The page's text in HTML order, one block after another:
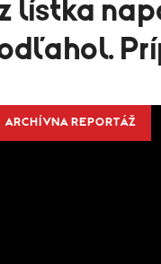
lístka
ARCHÍVNA REPORTÁŽ